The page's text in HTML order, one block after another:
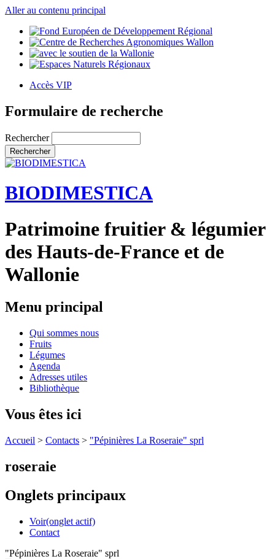
Aller au contenu principal
Accès VIP
Formulaire de recherche
Rechercher
BIODIMESTICA
Patrimoine fruitier & légumier
des Hauts-de-France et de
Wallonie
Menu principal
Qui sommes nous
Fruits
Légumes
Agenda
Adresses utiles
Bibliothèque
Vous êtes ici
Accueil > Contacts > "Pépinières La Roseraie" sprl
roseraie
Onglets principaux
Voir(onglet actif)
Contact
"Pépinières La Roseraie" sprl